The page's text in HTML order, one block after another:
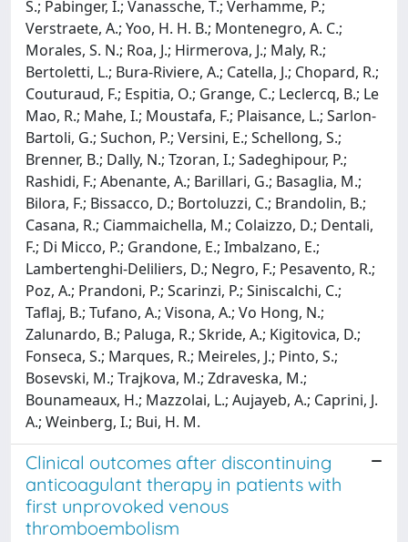
S.; Pabinger, I.; Vanassche, T.; Verhamme, P.;
Verstraete, A.; Yoo, H. H. B.; Montenegro, A. C.;
Morales, S. N.; Roa, J.; Hirmerova, J.; Maly, R.;
Bertoletti, L.; Bura-Riviere, A.; Catella, J.; Chopard, R.;
Couturaud, F.; Espitia, O.; Grange, C.; Leclercq, B.; Le
Mao, R.; Mahe, I.; Moustafa, F.; Plaisance, L.; Sarlon-
Bartoli, G.; Suchon, P.; Versini, E.; Schellong, S.;
Brenner, B.; Dally, N.; Tzoran, I.; Sadeghipour, P.;
Rashidi, F.; Abenante, A.; Barillari, G.; Basaglia, M.;
Bilora, F.; Bissacco, D.; Bortoluzzi, C.; Brandolin, B.;
Casana, R.; Ciammaichella, M.; Colaizzo, D.; Dentali,
F.; Di Micco, P.; Grandone, E.; Imbalzano, E.;
Lambertenghi-Deliliers, D.; Negro, F.; Pesavento, R.;
Poz, A.; Prandoni, P.; Scarinzi, P.; Siniscalchi, C.;
Taflaj, B.; Tufano, A.; Visona, A.; Vo Hong, N.;
Zalunardo, B.; Paluga, R.; Skride, A.; Kigitovica, D.;
Fonseca, S.; Marques, R.; Meireles, J.; Pinto, S.;
Bosevski, M.; Trajkova, M.; Zdraveska, M.;
Bounameaux, H.; Mazzolai, L.; Aujayeb, A.; Caprini, J.
A.; Weinberg, I.; Bui, H. M.
Clinical outcomes after discontinuing
anticoagulant therapy in patients with
first unprovoked venous
thromboembolism